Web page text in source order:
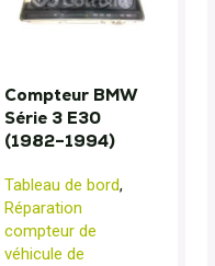
Compteur BMW
Série 3 E30
(1982–1994)
Tableau de bord,
Réparation
compteur de
véhicule de